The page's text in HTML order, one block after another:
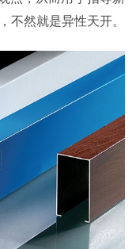
不然就是异性天开。